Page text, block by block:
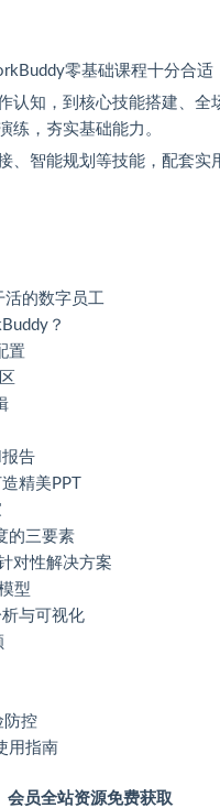
零基础课程十分合适
认知，到核心技能搭建、
练，夯实基础能力。
、智能规划等技能，配套
活的数字员工
？
置
告
精美PPT
的三要素
对性解决方案
型
与可视化
防控
用指南
会员全站资源免费获取